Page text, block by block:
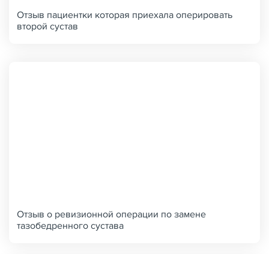
Отзыв пациентки которая приехала оперировать
второй сустав
Отзыв о ревизионной операции по замене
тазобедренного сустава